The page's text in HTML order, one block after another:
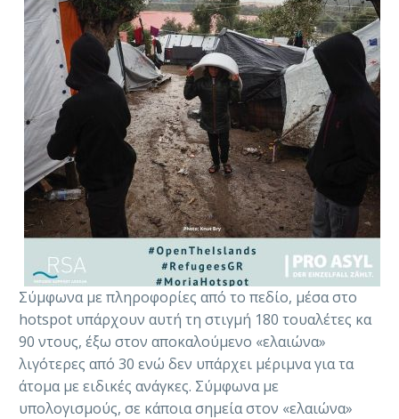
Σύμφωνα με πληροφορίες από το πεδίο, μέσα στο
hotspot υπάρχουν αυτή τη στιγμή 180 τουαλέτες κα
90 ντους, έξω στον αποκαλούμενο «ελαιώνα»
λιγότερες από 30 ενώ δεν υπάρχει μέριμνα για τα
άτομα με ειδικές ανάγκες. Σύμφωνα με
υπολογισμούς, σε κάποια σημεία στον «ελαιώνα»